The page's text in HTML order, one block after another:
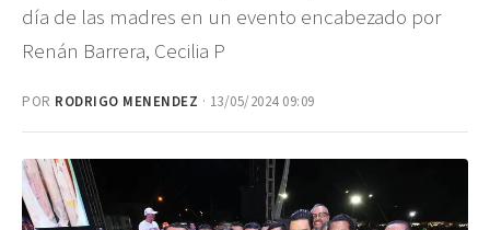
día de las madres en un evento encabezado por
Renán Barrera, Cecilia P
POR RODRIGO MENENDEZ · 13/05/2024 09:09